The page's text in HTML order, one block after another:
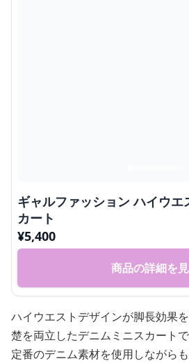
ギャルファッション ハイウエ
カート
¥5,400
商品の詳細を
ハイウエストデザインが脚長効果
楚を両立したデニムミニスカートで
定番のデニム素材を使用しながら